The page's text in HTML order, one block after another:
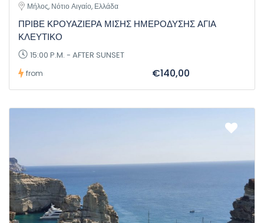
Μήλος, Νότιο Αιγαίο, Ελλάδα
ΠΡΙΒΕ ΚΡΟΥΑΖΙΕΡΑ ΜΙΣΗΣ ΗΜΕΡΟΔΥΣΗΣ ΑΓΙΑ
ΚΛΕΥΤΙΚΟ
15:00 P.M. - AFTER SUNSET
from €140,00